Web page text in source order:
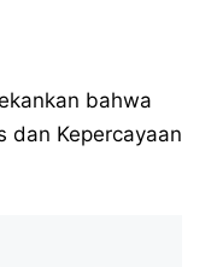
bahwa
dan Kepercayaan